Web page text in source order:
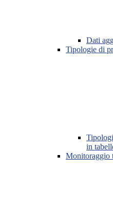
Dati
Tipologie di
in
Monitoraggio